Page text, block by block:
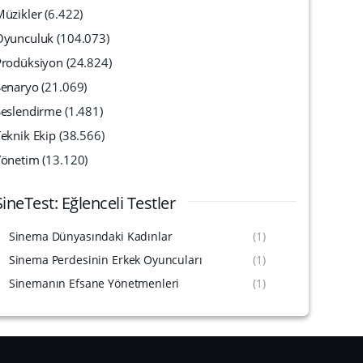
(6.422)
(104.073)
(24.824)
(21.069)
(1.481)
Ekip (38.566)
(13.120)
Eğlenceli Testler
Sinema Dünyasındaki Kadınlar
(1)
Sinema Perdesinin Erkek Oyuncuları
(1)
Sinemanın Efsane Yönetmenleri
(1)